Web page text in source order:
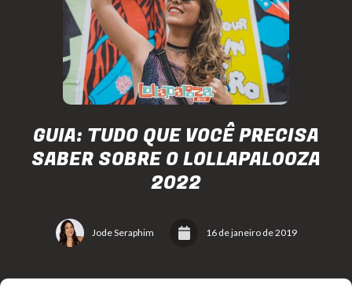
GUIA: TUDO QUE VOCÊ PRECISA
SABER SOBRE O LOLLAPALOOZA
2022
Jode Seraphim 16 de janeiro de 2019